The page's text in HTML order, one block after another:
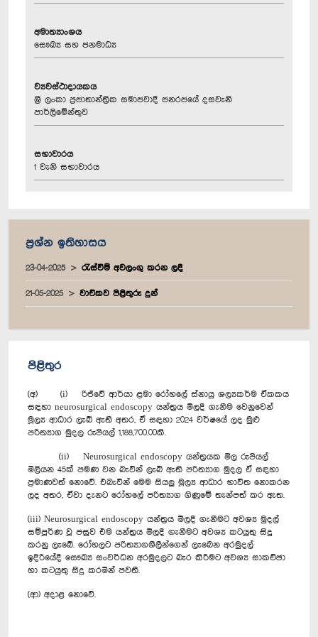
අමාත්‍යාංශය
සෞඛ්‍ය සහ ජනමාධ්‍ය
ව්‍යවස්ථාදායකය
ශ්‍රී ලංකා ප්‍රජාතාන්ත්‍රික සමාජවාදී ජනරජයේ දසවැනි
පාර්ලිමේන්තුව
සභාවාරය
1 වැනි සභාවාරය
ප්‍රශ්න ඉතිහාසය
23-04-2025 රැස්වීම් අවලංගු කරන ලදී
21-05-2025 වාචිකව පිළිතුරු දුන්
පිළිතුර
(අ) (i) රිජ්වේ ආර්යා ළමා රෝහලේ ස්නායු ශල්‍යකර්ම ඒකකය
සඳහා neurosurgical endoscopy යන්ත්‍රය මිලදී ගැනීම වෙනුවෙන්
මූල්‍ය ආධාර ලැබී ඇති අතර, ඒ සඳහා 2024 වර්ෂයේ ලද මුළු
පරිත්‍යාග මුදල රුපියල් 1,188,700.00කි.
(ii) Neurosurgical endoscopy යන්ත්‍රයක මිල රුපියල්
මිලියන 45ක් පමණ වන බැවින් ලැබී ඇති පරිත්‍යාග මුදල ඒ සඳහා
ප්‍රමාණවත් නොවේ. එබැවින් මෙම සියලු මූල්‍ය ආධාර භාවිත නොකරන
ලද අතර, ඒවා දැනට රෝහලේ පරිත්‍යාග ගිණුමේ තැන්පත් කර ඇත.
(iii) Neurosurgical endoscopy යන්ත්‍රය මිලදී ගැනීමට අවශ්‍ය මුදල්
සම්පූර්ණ වූ පසුව එම යන්ත්‍රය මිලදී ගැනීමට අවශ්‍ය කටයුතු සිදු
කරනු ලැබේ. රෝහලට පරිත්‍යාගශීලීන්ගෙන් ලැබෙන අරමුදල්
ඉදිරියේදී සෞඛ්‍ය සංවර්ධන අරමුදලට බැර කිරීමට අවශ්‍ය සාකච්ඡා
හා කටයුතු සිදු කරමින් පවතී.
(ආ) අදාළ නොවේ.